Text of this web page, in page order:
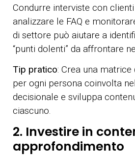
Condurre interviste con
analizzare le FAQ e
di settore può aiutare a
“punti dolenti” da affrontare
Tip pratico: Crea una
per ogni persona coinvolta
decisionale e sviluppa
ciascuno.
2. Investire in
approfondimento